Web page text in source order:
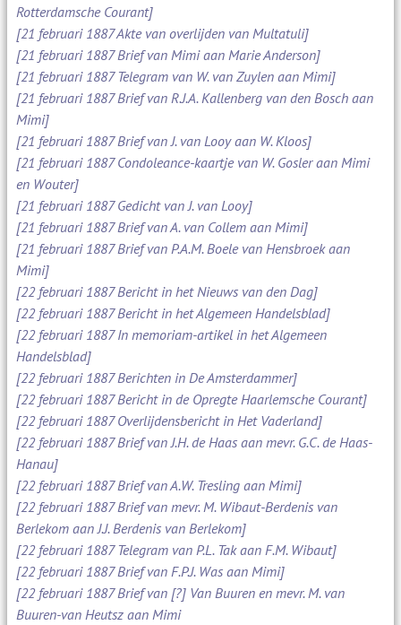
Rotterdamsche Courant]
[21 februari 1887 Akte van overlijden van Multatuli]
[21 februari 1887 Brief van Mimi aan Marie Anderson]
[21 februari 1887 Telegram van W. van Zuylen aan Mimi]
[21 februari 1887 Brief van R.J.A. Kallenberg van den Bosch aan
Mimi]
[21 februari 1887 Brief van J. van Looy aan W. Kloos]
[21 februari 1887 Condoleance-kaartje van W. Gosler aan Mimi
en Wouter]
[21 februari 1887 Gedicht van J. van Looy]
[21 februari 1887 Brief van A. van Collem aan Mimi]
[21 februari 1887 Brief van P.A.M. Boele van Hensbroek aan
Mimi]
[22 februari 1887 Bericht in het Nieuws van den Dag]
[22 februari 1887 Bericht in het Algemeen Handelsblad]
[22 februari 1887 In memoriam-artikel in het Algemeen
Handelsblad]
[22 februari 1887 Berichten in De Amsterdammer]
[22 februari 1887 Bericht in de Opregte Haarlemsche Courant]
[22 februari 1887 Overlijdensbericht in Het Vaderland]
[22 februari 1887 Brief van J.H. de Haas aan mevr. G.C. de Haas-
Hanau]
[22 februari 1887 Brief van A.W. Tresling aan Mimi]
[22 februari 1887 Brief van mevr. M. Wibaut-Berdenis van
Berlekom aan J.J. Berdenis van Berlekom]
[22 februari 1887 Telegram van P.L. Tak aan F.M. Wibaut]
[22 februari 1887 Brief van F.P.J. Was aan Mimi]
[22 februari 1887 Brief van [?] Van Buuren en mevr. M. van
Buuren-van Heutsz aan Mimi